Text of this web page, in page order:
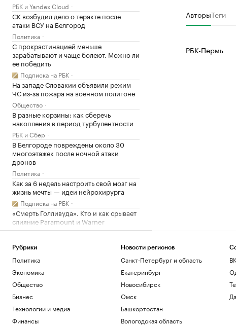
РБК и Yandex Cloud
СК возбудил дело о теракте после
атаки ВСУ на Белгород
Политика
С прокрастинацией меньше
зарабатывают и чаще болеют. Можно ли
ее победить
Подписка на РБК
На западе Словакии объявили режим
ЧС из-за пожара на военном полигоне
Общество
В разные корзины: как сберечь
накопления в период турбулентности
РБК и Сбер
В Белгороде повреждены около 30
многоэтажек после ночной атаки
дронов
Политика
Как за 6 недель настроить свой мозг на
жизнь мечты — идеи нейрохирурга
Подписка на РБК
«Смерть Голливуда». Кто и как срывает
слияние Paramount и Warner
Технологии и медиа
электроснабжения
Общество
На саудовском НПЗ после удара
хуситов начался пожар. Видео
Загрузить еще
АвторыТеги
РБК-Пермь
Рубрики
Политика
Экономика
Общество
Бизнес
Технологии и медиа
Финансы
Новости регионов
Санкт-Петербург и область
Екатеринбург
Новосибирск
Омск
Башкортостан
Вологодская область